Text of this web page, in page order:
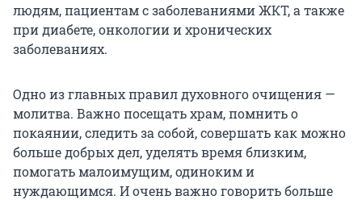
людям, пациентам с заболеваниями ЖКТ, а также
при диабете, онкологии и хронических
заболеваниях.
Одно из главных правил духовного очищения —
молитва. Важно посещать храм, помнить о
покаянии, следить за собой, совершать как можно
больше добрых дел, уделять время близким,
помогать малоимущим, одиноким и
нуждающимся. И очень важно говорить больше